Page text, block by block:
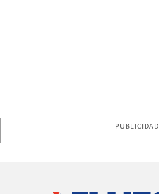
PUBLICIDAD